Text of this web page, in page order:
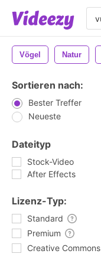
Vögel Natur
Sortieren nach:
Bester Treffer
Neueste
Dateityp
Stock-Video
After Effects
Lizenz-Typ:
Standard
Premium
Creative Commons